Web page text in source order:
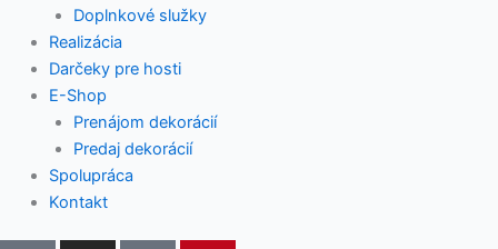
Doplnkové služky
Realizácia
Darčeky pre hosti
E-Shop
Prenájom dekorácií
Predaj dekorácií
Spolupráca
Kontakt